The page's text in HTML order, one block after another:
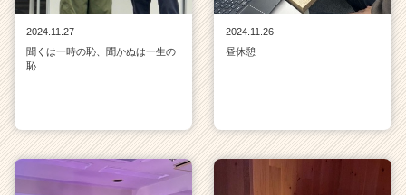
2024.11.27
聞くは一時の恥、聞かぬは一生の
恥
2024.11.26
昼休憩